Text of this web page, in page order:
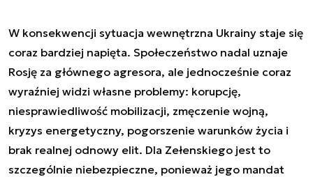
W konsekwencji sytuacja wewnętrzna Ukrainy staje się
coraz bardziej napięta. Społeczeństwo nadal uznaje
Rosję za głównego agresora, ale jednocześnie coraz
wyraźniej widzi własne problemy: korupcję,
niesprawiedliwość mobilizacji, zmęczenie wojną,
kryzys energetyczny, pogorszenie warunków życia i
brak realnej odnowy elit. Dla Zełenskiego jest to
szczególnie niebezpieczne, ponieważ jego mandat